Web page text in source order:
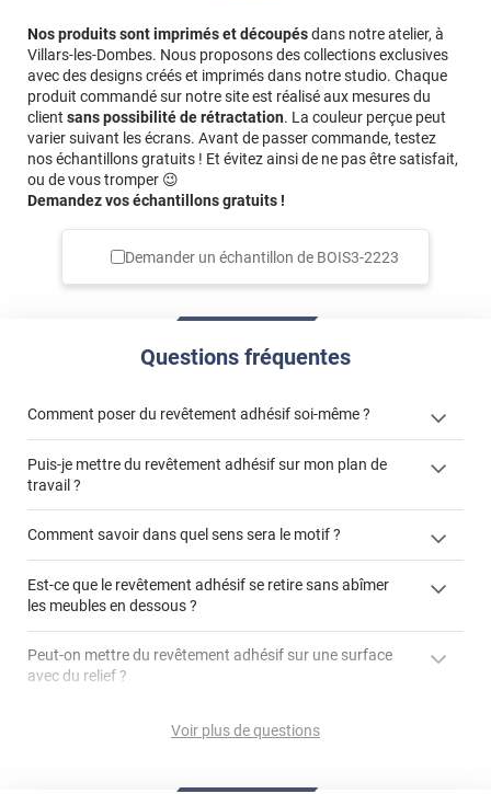
Nos produits sont imprimés et découpésdans notre atelier, à
Villars-les-Dombes. Nous proposons des collections exclusives
avec des designs créés et imprimés dans notre studio. Chaque
produit commandé sur notre site est réalisé aux mesures du
client sans possibilité de rétractation. La couleur perçue peut
varier suivant les écrans. Avant de passer commande, testez
nos échantillons gratuits ! Et évitez ainsi de ne pas être satisfait,
ou de vous tromper 😉
Demandez vos échantillons gratuits !
Demander un échantillon de BOIS3-2223
Questions fréquentes
Comment poser du revêtement adhésif soi-même ?
« Comment poser un revêtement adhésif ? »
Puis-je mettre du revêtement adhésif sur mon plan de
travail ?
"Peut-on installer du
Comment savoir dans quel sens sera le motif ?
Est-ce que le revêtement adhésif se retire sans abîmer
les meubles en dessous ?
Utiliser une solution de dépose pour annuler l'action de la
Peut-on mettre du revêtement adhésif sur une surface
avec du relief ?
Peut-on mettre du revêtement adhésif sur du carrelage
Voir plus de questions